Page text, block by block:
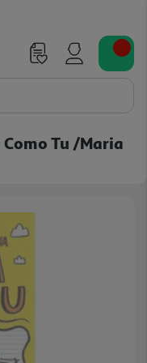
Tu /maria